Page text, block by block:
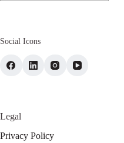
Social Icons
Legal
Privacy Policy